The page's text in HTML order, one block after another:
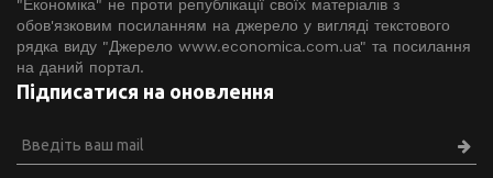
"Економіка" не проти републікації своїх матеріалів з
обов'язковим посиланням на джерело у вигляді текстового
рядка виду "Джерело www.economiсa.com.ua" та посилання
на даний портал.
Підписатися на оновлення